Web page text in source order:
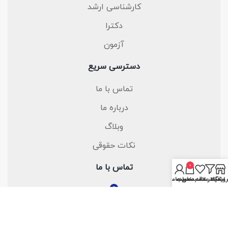
کارشناسی ارشد
دکترا
آزمون
دسترسی سریع
تماس با ما
درباره ما
وبلاگ
نکات حقوقی
تماس با ما
فیلتر ها
لیست علاقه مندی ها
0
سبد خرید
حساب من